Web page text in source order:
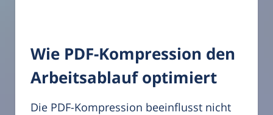
Wie PDF-Kompression den
Arbeitsablauf optimiert
Die PDF-Kompression beeinflusst nicht